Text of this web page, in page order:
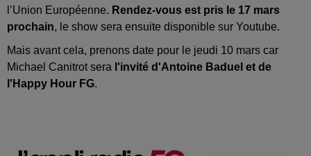
l’Union Européenne. Rendez-vous est pris le 17 mars
prochain, le show sera ensuite disponible sur Youtube.
Mais avant cela, prenons date pour le jeudi 10 mars car
Michael Canitrot sera l'invité d'Antoine Baduel et de
l'Happy Hour FG.